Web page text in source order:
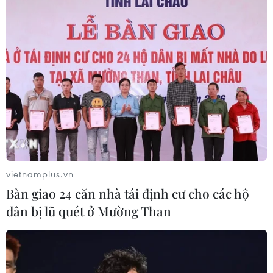
Thứ trưởng Bộ GD-ĐT: Thi lại không
phải để xóa bỏ trách nhiệm của thí
sinh
05/08/2026 09:19
Bắc Ninh: Tinh gọn hơn 50% đầu mối
cơ sở giáo dục công lập
Vụ trường Chuyên Tuyên Quang:
Việc tổ chức thi lại trên cơ sở kết quả
điều tra
05/08/2026 04:39
vietnamplus.vn
Bàn giao 24 căn nhà tái định cư cho các hộ
dân bị lũ quét ở Mường Than